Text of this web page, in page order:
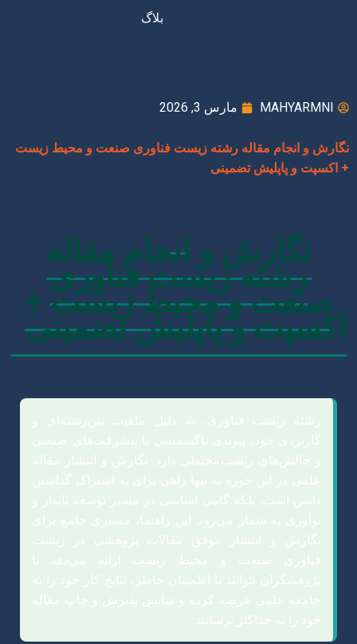
بلاگ
MAHYARMNI مارس 3, 2026
نگارش و انجام مقاله رشته زیست فناوری صنعت و محیط زیست
+ اکسپت و پاپلیش تضمینی
نگارش و انجام مقاله
رشته زیست فناوری
صنعت و محیط زیست +
اکسپت و پاپلیش تضمینی